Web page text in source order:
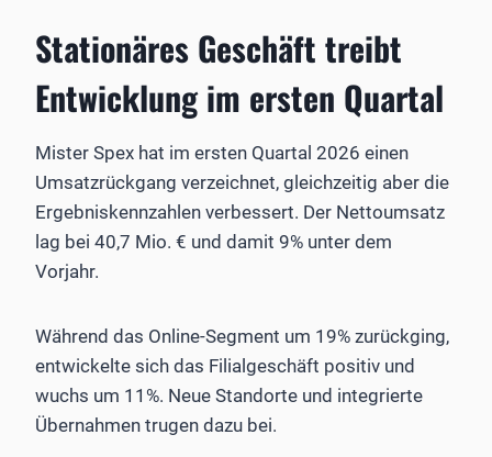
Stationäres Geschäft treibt
Entwicklung im ersten Quartal
Mister Spex hat im ersten Quartal 2026 einen
Umsatzrückgang verzeichnet, gleichzeitig aber die
Ergebniskennzahlen verbessert. Der Nettoumsatz
lag bei 40,7 Mio. € und damit 9% unter dem
Vorjahr.
Während das Online-Segment um 19% zurückging,
entwickelte sich das Filialgeschäft positiv und
wuchs um 11%. Neue Standorte und integrierte
Übernahmen trugen dazu bei.